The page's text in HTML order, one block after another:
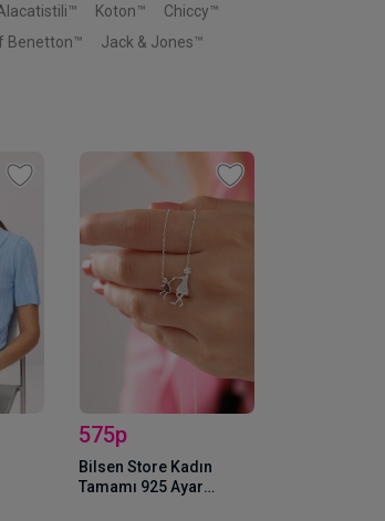
Koton™
Chiccy™
Benetton™
Jack & Jones™
2 700р
Носки